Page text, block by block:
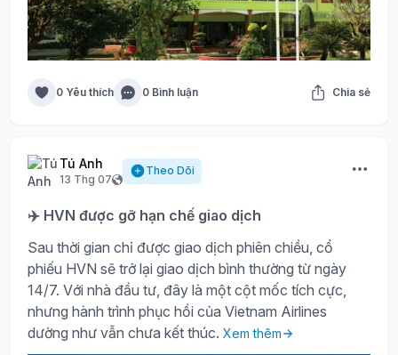
0 Yêu thích 0 Bình luận Chia sẻ
Tú Anh
13 Thg 07
Theo Dõi
✈️ HVN được gỡ hạn chế giao dịch
Sau thời gian chỉ được giao dịch phiên chiều, cổ
phiếu HVN sẽ trở lại giao dịch bình thường từ ngày
14/7. Với nhà đầu tư, đây là một cột mốc tích cực,
nhưng hành trình phục hồi của Vietnam Airlines
dường như vẫn chưa kết thúc. Xem thêm